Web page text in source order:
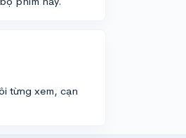
từng xem, cạn